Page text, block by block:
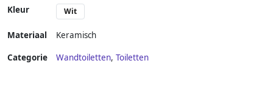
Kleur Wit
Materiaal Keramisch
Categorie Wandtoiletten, Toiletten